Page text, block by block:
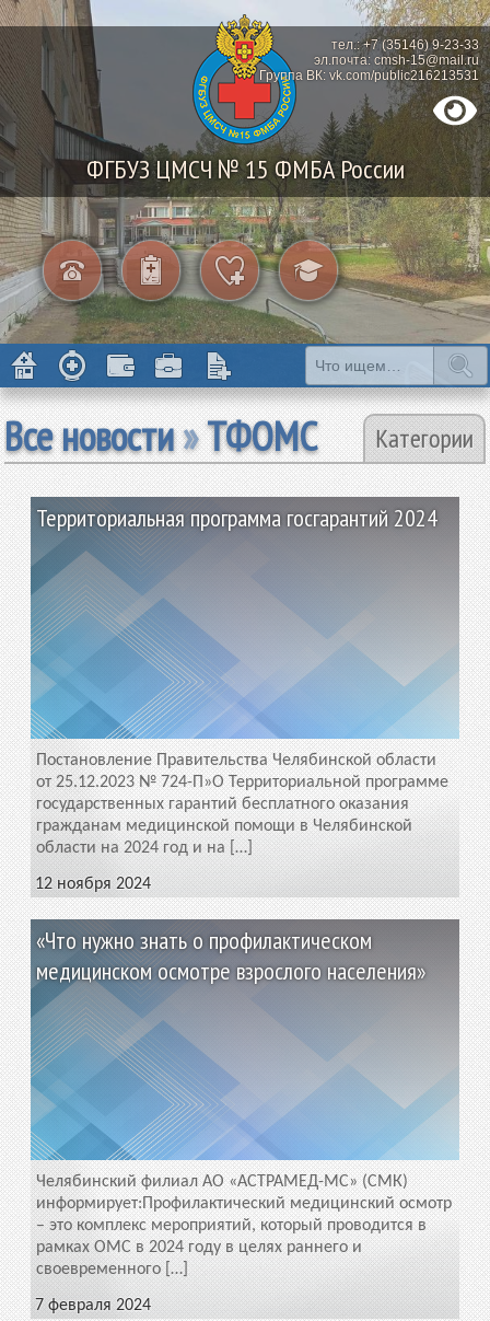
ФГБУЗ ЦМСЧ № 15 ФМБА России
тел.: +7 (35146) 9-23-33
эл.почта: cmsh-15@mail.ru
Группа ВК: vk.com/public216213531
Все новости»ТФОМС Категории
Территориальная программа госгарантий 2024
12 ноября 2024
Постановление Правительства Челябинской области
от 25.12.2023 № 724-П»О Территориальной программе
государственных гарантий бесплатного оказания
гражданам медицинской помощи в Челябинской
области на 2024 год и на […]
«Что нужно знать о профилактическом
медицинском осмотре взрослого населения»
7 февраля 2024
Челябинский филиал АО «АСТРАМЕД-МС» (СМК)
информирует:Профилактический медицинский осмотр
– это комплекс мероприятий, который проводится в
рамках ОМС в 2024 году в целях раннего и
своевременного […]